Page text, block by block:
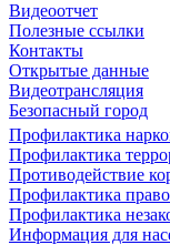
Видеоотчет
Полезные ссылки
Контакты
Открытые данные
Видеотрансляция
Безопасный город
Профилактика
Профилактика
Противодействие
Профилактика
Профилактика
Информация для